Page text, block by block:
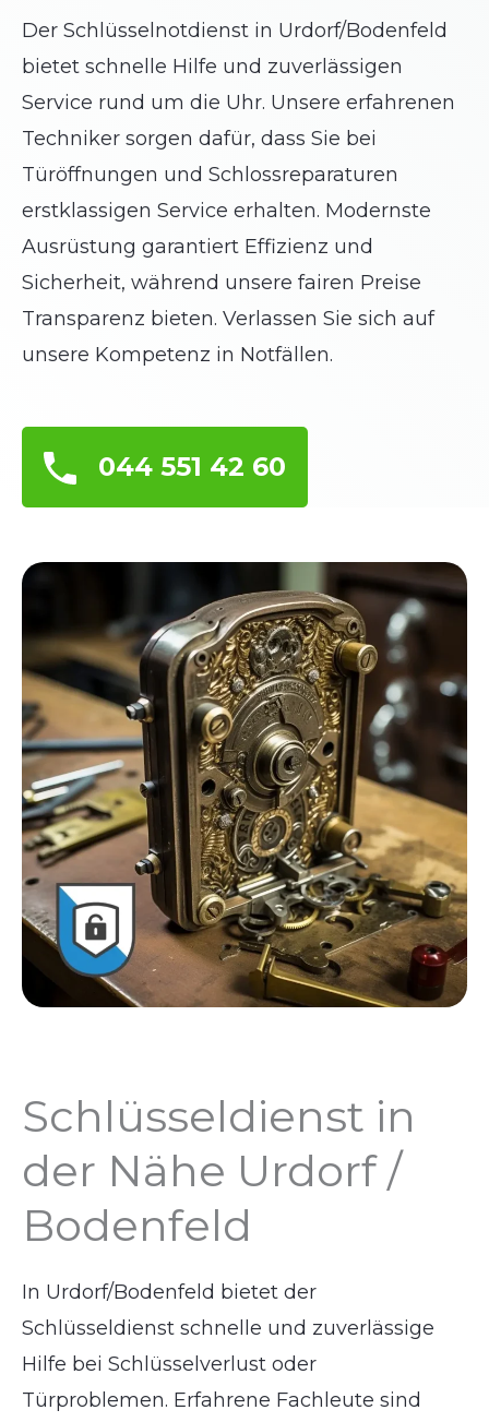
Der Schlüsselnotdienst in Urdorf/Bodenfeld
bietet schnelle Hilfe und zuverlässigen
Service rund um die Uhr. Unsere erfahrenen
Techniker sorgen dafür, dass Sie bei
Türöffnungen und Schlossreparaturen
erstklassigen Service erhalten. Modernste
Ausrüstung garantiert Effizienz und
Sicherheit, während unsere fairen Preise
Transparenz bieten. Verlassen Sie sich auf
unsere Kompetenz in Notfällen.
044 551 42 60
Schlüsseldienst in
der Nähe Urdorf /
Bodenfeld
In Urdorf/Bodenfeld bietet der
Schlüsseldienst schnelle und zuverlässige
Hilfe bei Schlüsselverlust oder
Türproblemen. Erfahrene Fachleute sind